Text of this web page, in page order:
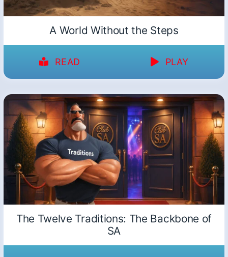
A World Without the Steps
READ PLAY
The Twelve Traditions: The Backbone of
SA